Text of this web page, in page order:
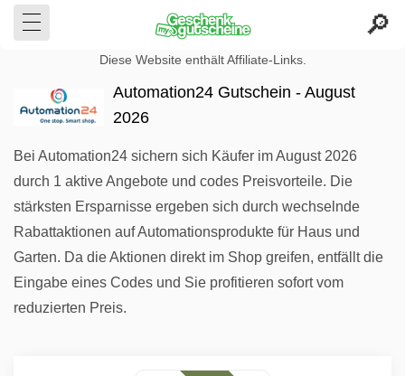
Diese Website enthält Affiliate-Links.
Automation24 Gutschein - August
2026
Bei Automation24 sichern sich Käufer im August 2026
durch 1 aktive Angebote und codes Preisvorteile. Die
stärksten Ersparnisse ergeben sich durch wechselnde
Rabattaktionen auf Automationsprodukte für Haus und
Garten. Da die Aktionen direkt im Shop greifen, entfällt die
Eingabe eines Codes und Sie profitieren sofort vom
reduzierten Preis.